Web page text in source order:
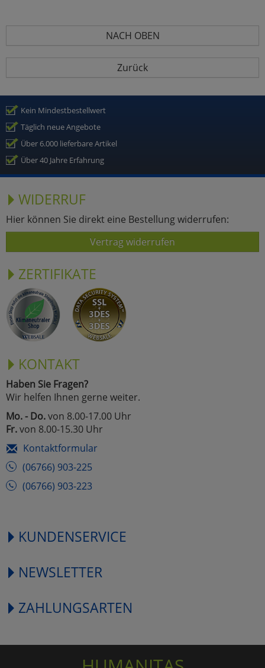
NACH OBEN
Zurück
Kein Mindestbestellwert
Täglich neue Angebote
Über 6.000 lieferbare Artikel
Über 40 Jahre Erfahrung
WIDERRUF
Hier können Sie direkt eine Bestellung widerrufen:
Vertrag widerrufen
ZERTIFIKATE
KONTAKT
Haben Sie Fragen?
Wir helfen Ihnen gerne weiter.
Mo. - Do.von 8.00-17.00 Uhr
Fr.von 8.00-15.30 Uhr
Kontaktformular
(06766) 903-225
(06766) 903-223
KUNDENSERVICE
NEWSLETTER
ZAHLUNGSARTEN